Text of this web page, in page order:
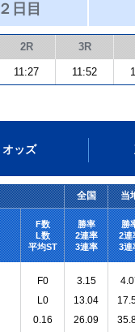
２日目
2R 3R
11:27 11:52
オッズ
全国 当
F数
L数
平均ST
勝率
2連率
3連率
勝
2連
3連
F0
L0
0.16
3.15
13.04
26.09